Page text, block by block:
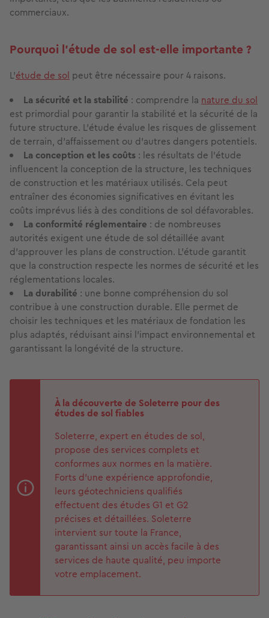
commerciaux.
Pourquoi l'étude de sol est-elle importante ?
L'étude de sol peut être nécessaire pour 4 raisons.
La sécurité et la stabilité : comprendre la nature du sol
est primordial pour garantir la stabilité et la sécurité de la
future structure. L'étude évalue les risques de glissement
de terrain, d'affaissement ou d'autres dangers potentiels.
La conception et les coûts : les résultats de l'étude
influencent la conception de la structure, les techniques
de construction et les matériaux utilisés. Cela peut
entraîner des économies significatives en évitant les
coûts imprévus liés à des conditions de sol défavorables.
La conformité réglementaire : de nombreuses
autorités exigent une étude de sol détaillée avant
d'approuver les plans de construction. L'étude garantit
que la construction respecte les normes de sécurité et les
réglementations locales.
La durabilité : une bonne compréhension du sol
contribue à une construction durable. Elle permet de
choisir les techniques et les matériaux de fondation les
plus adaptés, réduisant ainsi l'impact environnemental et
garantissant la longévité de la structure.
À la découverte de Soleterre pour des
études de sol fiables
Soleterre, expert en études de sol,
propose des services complets et
conformes aux normes en la matière.
Forts d'une expérience approfondie,
leurs géotechniciens qualifiés
effectuent des études G1 et G2
précises et détaillées. Soleterre
intervient sur toute la France,
garantissant ainsi un accès facile à des
services de haute qualité, peu importe
votre emplacement.